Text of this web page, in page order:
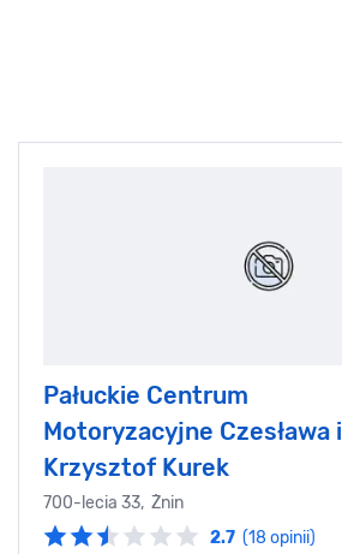
Pałuckie Centrum
Motoryzacyjne Czesława i
Krzysztof Kurek
700-lecia 33, Żnin
2.7 (18 opinii)